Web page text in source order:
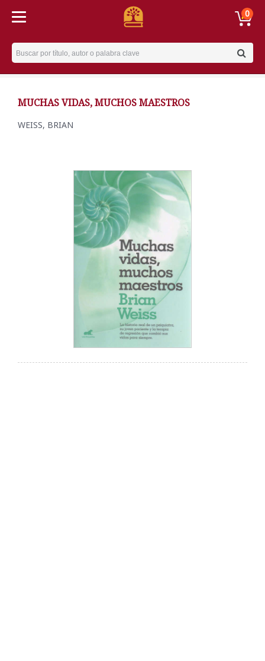
0
Username
MUCHAS VIDAS, MUCHOS MAESTROS
WEISS, BRIAN